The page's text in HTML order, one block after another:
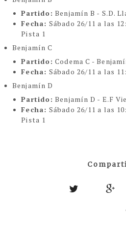
Partido: Benjamín B - S.D.
Fecha:Sábado 26/11 a las
Pista 1
Benjamín C
Partido: Codema C -
Fecha:Sábado 26/11 a las
Benjamín D
Partido: Benjamín D - E.F
Fecha:Sábado 26/11 a las
Pista 1